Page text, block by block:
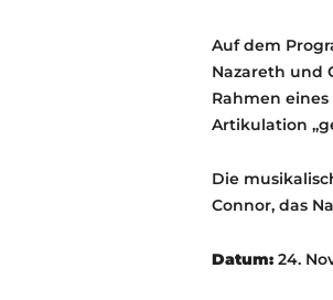
Auf dem
Nazareth und
Rahmen
Artikulation
Die
Connor, das
Datum: 24.